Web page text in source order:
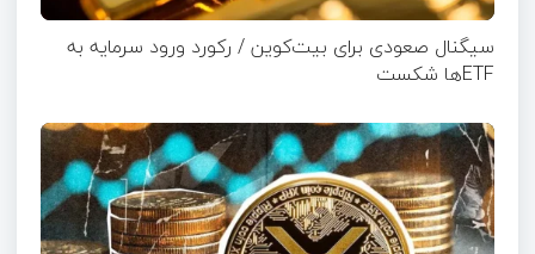
سیگنال صعودی برای بیت‌کوین / رکورد ورود سرمایه به
ETFها شکست